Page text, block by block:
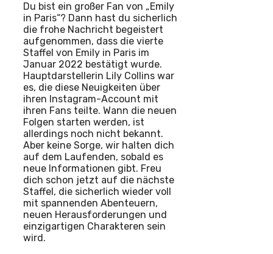
Du bist ein großer Fan von „Emily
in Paris“? Dann hast du sicherlich
die frohe Nachricht begeistert
aufgenommen, dass die vierte
Staffel von Emily in Paris im
Januar 2022 bestätigt wurde.
Hauptdarstellerin Lily Collins war
es, die diese Neuigkeiten über
ihren Instagram-Account mit
ihren Fans teilte. Wann die neuen
Folgen starten werden, ist
allerdings noch nicht bekannt.
Aber keine Sorge, wir halten dich
auf dem Laufenden, sobald es
neue Informationen gibt. Freu
dich schon jetzt auf die nächste
Staffel, die sicherlich wieder voll
mit spannenden Abenteuern,
neuen Herausforderungen und
einzigartigen Charakteren sein
wird.